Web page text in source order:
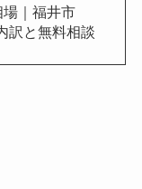
｜福井市
訳と無料相談